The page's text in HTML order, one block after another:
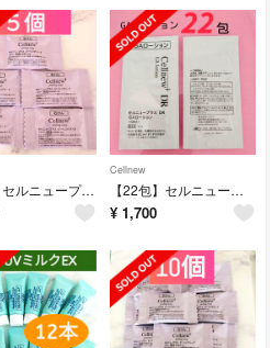
【5個】 セルニュープラス ピーリングソープ サンプル ミニサイズ
Cellnew
【22包】セルニュープラスDR GAローション
¥ 1,700